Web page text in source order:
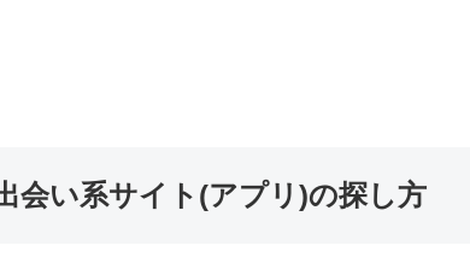
会い系サイト(アプリ)の探し方